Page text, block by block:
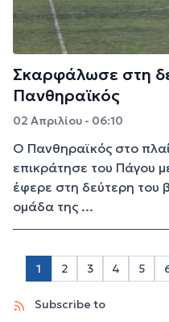
Σκαρφάλωσε στη
Πανθηραϊκός
02 Απριλίου - 06:10
Ο Πανθηραϊκός στο
επικράτησε του Πάγου
έφερε στη δεύτερη του
ομάδα της ...
1 Page 2
2 Page 3
3 Page 4
4 Page
5
Subscribe to